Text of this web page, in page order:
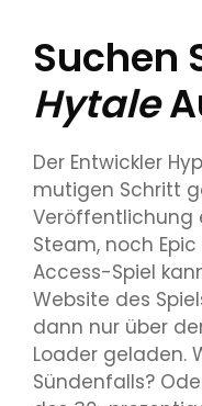
Suchen
Hytale
Der Entwickler
mutigen Schritt
Veröffentlichung
Steam, noch
Access-Spiel
Website des
dann nur über
Loader geladen.
Sündenfalls?